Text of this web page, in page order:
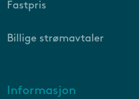
Fastpris
Billige strømavtaler
Informasjon